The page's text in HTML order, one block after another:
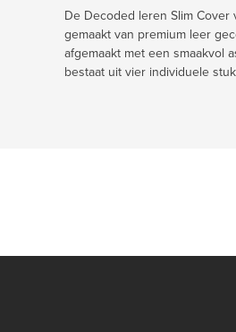
De Decoded leren Slim
gemaakt van premium leer
afgemaakt met een smaakvol
bestaat uit vier individuele